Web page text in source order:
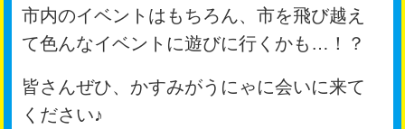
市内のイベントはもちろん、市を飛び越え
て色んなイベントに遊びに行くかも…！？
皆さんぜひ、かすみがうにゃに会いに来て
ください♪